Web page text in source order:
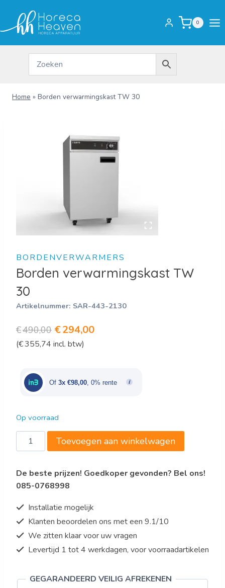
inhoud
0
Home » Borden verwarmingskast TW 30
BORDENVERWARMERS
Borden verwarmingskast TW
30
Artikelnummer: SAR-443-2130
€490,00 Oorspronkelijke
prijs
€490,00.
€294,00Huidige
€294,00.
(€355,74 incl. btw)
Of 3x €98,00 , 0% rente
Op voorraad
Borden
verwarmingskast
30
aantal
Toevoegen aan winkelwagen
De beste prijzen! Goedkoper gevonden? Bel ons!
085-0768998
Installatie mogelijk
Klanten beoordelen ons met een 9.1/10
We zitten klaar voor uw vragen
Levertijd 1 tot 4 werkdagen, voor voorraadartikelen
GEGARANDEERD VEILIG AFREKENEN